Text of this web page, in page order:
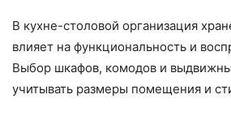
В кухне-столовой организация
влияет на функциональность и
Выбор шкафов, комодов и
учитывать размеры помещения и